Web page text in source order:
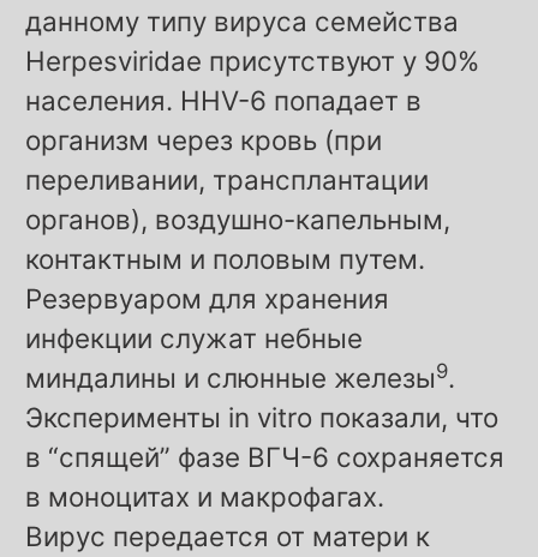
данному типу вируса семейства
Herpesviridae присутствуют у 90%
населения. HHV-6 попадает в
организм через кровь (при
переливании, трансплантации
органов), воздушно-капельным,
контактным и половым путем.
Резервуаром для хранения
инфекции служат небные
миндалины и слюнные железы9.
Эксперименты in vitro показали, что
в “спящей” фазе ВГЧ-6 сохраняется
в моноцитах и макрофагах.
Вирус передается от матери к